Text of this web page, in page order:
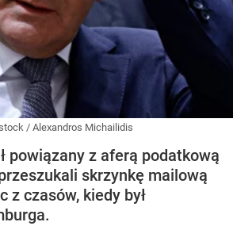
/ Alexandros Michailidis
powiązany z aferą podatkową
skrzynkę mailową
z czasów, kiedy był